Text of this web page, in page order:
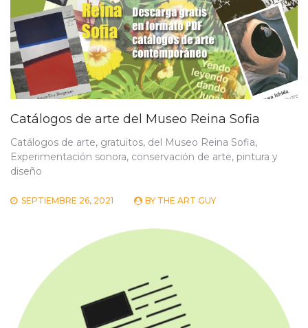
Catálogos de arte del Museo Reina Sofia
Catálogos de arte, gratuitos, del Museo Reina Sofia,
Experimentación sonora, conservación de arte, pintura y
diseño
SEPTIEMBRE 26, 2021 BY THE ART GUY